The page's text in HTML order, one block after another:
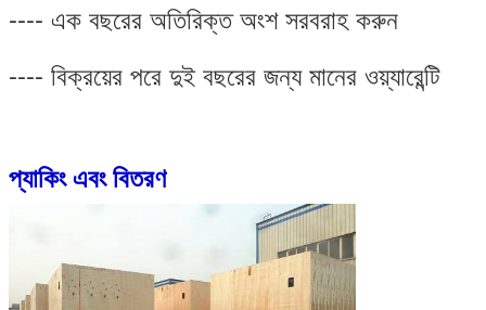
---- এক বছরের অতিরিক্ত অংশ সরবরাহ করুন
---- বিক্রয়ের পরে দুই বছরের জন্য মানের ওয়্যারেন্টি
প্যাকিং এবং বিতরণ